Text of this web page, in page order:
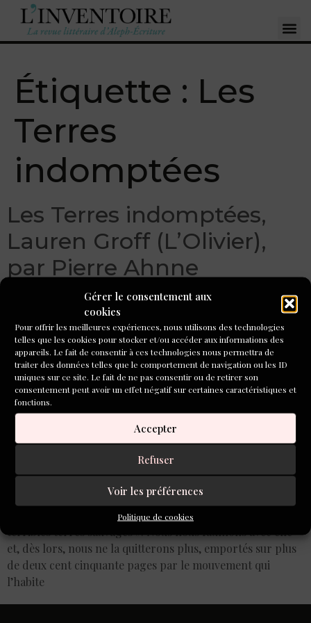
Gérer le consentement aux
cookies
Pour offrir les meilleures expériences, nous utilisons des technologies
telles que les cookies pour stocker et/ou accéder aux informations des
appareils. Le fait de consentir à ces technologies nous permettra de
traiter des données telles que le comportement de navigation ou les ID
uniques sur ce site. Le fait de ne pas consentir ou de retirer son
consentement peut avoir un effet négatif sur certaines caractéristiques et
fonctions.
Accepter
Refuser
Voir les préférences
Politique de cookies
Étiquette : Les
Terres
indomptées
Les Terres indomptées,
Lauren Groff (L’Olivier),
par Pierre Ahnne
« À travers une fente de la haute palissade noire », une
jeune fille se faufile « jusques aux vastes, jusques aux
terribles terres sauvages ». Nous nous faufilons avec elle
et, dès lors, nous ne la quitterons plus, emportés sur plus
de deux cent cinquante pages par le mouvement qui
l’habite